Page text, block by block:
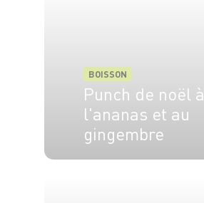
BOISSON
Punch de noël à
l'ananas et au
gingembre